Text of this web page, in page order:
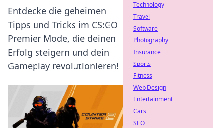
Entdecke die geheimen
Tipps und Tricks im CS:GO
Premier Mode, die deinen
Erfolg steigern und dein
Gameplay revolutionieren!
Technology
Travel
Software
Photography
Insurance
Sports
Fitness
Web Design
Entertainment
Cars
SEO